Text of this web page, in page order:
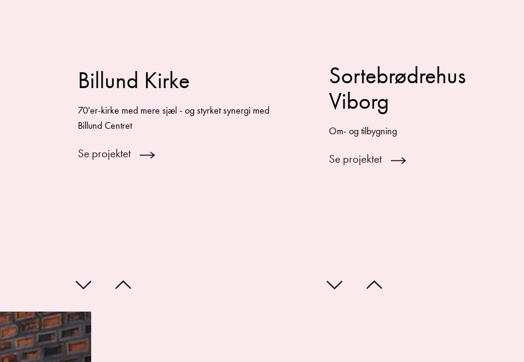
Billund Kirke
70'er-kirke med mere sjæl - og styrket synergi med
Billund Centret
Se projektet
Sortebrødrehus
Viborg
Om- og tilbygning
Se projektet